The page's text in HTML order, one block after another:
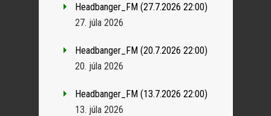
Headbanger_FM (27.7.2026 22:00)
27. júla 2026
Headbanger_FM (20.7.2026 22:00)
20. júla 2026
Headbanger_FM (13.7.2026 22:00)
13. júla 2026